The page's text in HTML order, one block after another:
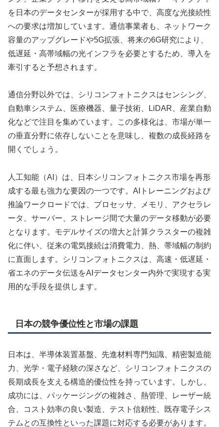
を日本のデータセンターが採用する中で、高度な光接続性
への要求は増加しています。通信事業者も、ネットワーク
容量のアップグレードや5G拡張、将来の6G研究により、
低遅延・高帯域幅の光インフラを必要とするため、導入を
牽引すると予想されます。
通信分野以外では、シリコンフォトニクスはセンシング、
自動車システム、医療機器、量子技術、LiDAR、産業自動
化などで注目を集めています。この多様化は、市場が単一
の垂直分野に依存しないことを意味し、複数の成長経路を
開くでしょう。
人工知能（AI）は、日本シリコンフォトニクス市場を再形
成する最も強力な要因の一つです。AIトレーニングおよび
推論ワークロードでは、プロセッサ、メモリ、アクセラレ
ータ、サーバー、ストレージ間で大量のデータ移動が必要
となります。モデルサイズの増大と計算クラスターの複雑
化に伴い、従来の電気接続は消費電力、熱、帯域幅の制約
に直面します。シリコンフォトニクスは、高速・低遅延・
省エネのデータ伝送をAIデータセンター内外で実現する実
用的な手段を提供します。
日本の競争優位性と市場の課題
日本は、半導体装置基盤、先進材料専門知識、精密製造能
力、光学・電子経験の深さなど、シリコンフォトニクスの
長期成長を支える構造的優位性を持っています。しかし、
成功には、パッケージングの複雑さ、熱管理、レーザー統
合、コスト効率の良い製造、テスト信頼性、既存電子シス
テムとの互換性といった課題に対応する必要があります。